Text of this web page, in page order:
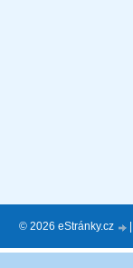
© 2026 eStránky.cz